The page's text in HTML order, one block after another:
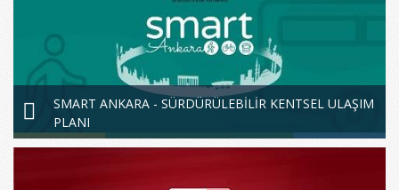
SMART ANKARA - SÜRDÜRÜLEBİLİR KENTSEL ULAŞIM
PLANI